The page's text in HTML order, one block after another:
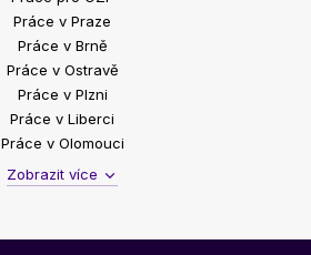
Práce v Praze
Práce v Brně
Práce v Ostravě
Práce v Plzni
Práce v Liberci
Práce v Olomouci
Zobrazit více